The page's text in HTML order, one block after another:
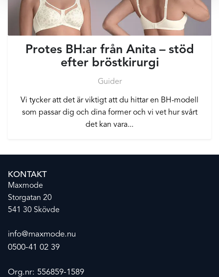
Protes BH:ar från Anita – stöd
efter bröstkirurgi
Guider
Vi tycker att det är viktigt att du hittar en BH-modell
som passar dig och dina former och vi vet hur svårt
det kan vara...
KONTAKT
Maxmode
Storgatan 20
541 30 Skövde
info@maxmode.nu
0500-41 02 39
Org.nr: 556859-1589